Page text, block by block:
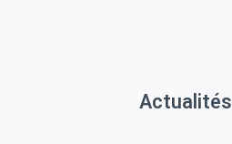
Actualités